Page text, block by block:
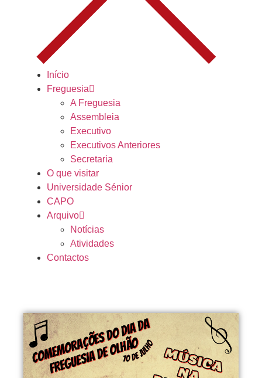
Início
Freguesia
A Freguesia
Assembleia
Executivo
Executivos Anteriores
Secretaria
O que visitar
Universidade Sénior
CAPO
Arquivo
Notícias
Atividades
Contactos